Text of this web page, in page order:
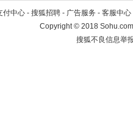
付中心 - 搜狐招聘 - 广告服务 - 客服中心
Copyright©2018
搜狐不良信息举